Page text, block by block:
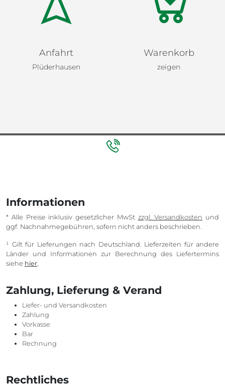
Anfahrt
Plüderhausen
Warenkorb
zeigen
Informationen
* Alle Preise inklusiv gesetzlicher MwSt zzgl. Versandkosten und
ggf. Nachnahmegebühren, sofern nicht anders beschrieben.
¹ Gilt für Lieferungen nach Deutschland. Lieferzeiten für andere
Länder und Informationen zur Berechnung des Liefertermins
siehe hier.
Zahlung, Lieferung & Verand
Liefer- und Versandkosten
Zahlung
Vorkasse
Bar
Rechnung
Rechtliches